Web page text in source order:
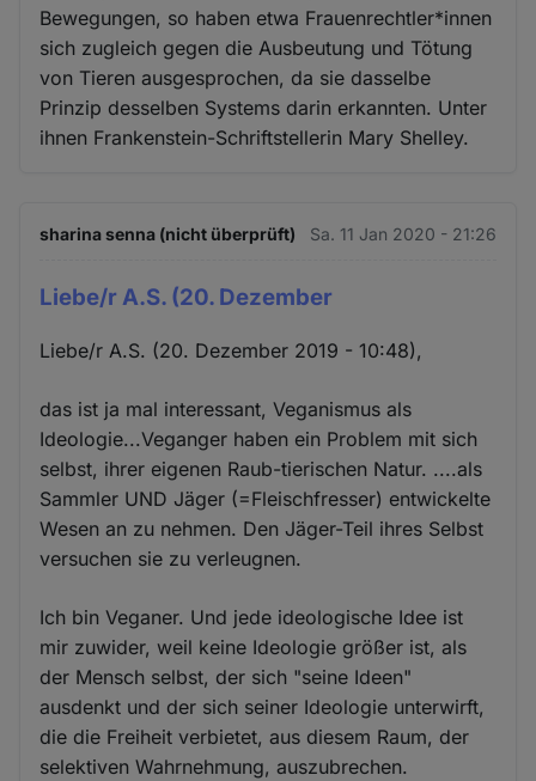
Bewegungen, so haben etwa Frauenrechtler*innen
sich zugleich gegen die Ausbeutung und Tötung
von Tieren ausgesprochen, da sie dasselbe
Prinzip desselben Systems darin erkannten. Unter
ihnen Frankenstein-Schriftstellerin Mary Shelley.
sharina senna (nicht überprüft) Sa. 11 Jan 2020 - 21:26
Liebe/r A.S. (20. Dezember
Liebe/r A.S. (20. Dezember 2019 - 10:48),
das ist ja mal interessant, Veganismus als
Ideologie...Veganger haben ein Problem mit sich
selbst, ihrer eigenen Raub-tierischen Natur. ....als
Sammler UND Jäger (=Fleischfresser) entwickelte
Wesen an zu nehmen. Den Jäger-Teil ihres Selbst
versuchen sie zu verleugnen.
Ich bin Veganer. Und jede ideologische Idee ist
mir zuwider, weil keine Ideologie größer ist, als
der Mensch selbst, der sich "seine Ideen"
ausdenkt und der sich seiner Ideologie unterwirft,
die die Freiheit verbietet, aus diesem Raum, der
selektiven Wahrnehmung, auszubrechen.